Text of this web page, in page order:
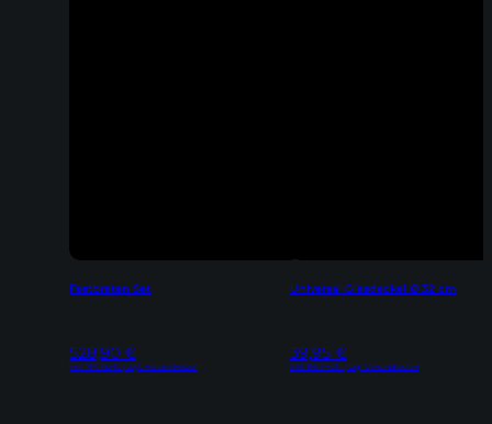
Festbraten Set
528,90 €
Inkl. 19% MwSt | zzgl. Versandkosten
Universal Glasdeckel Ø 32 cm
39,95 €
Inkl. 19% MwSt | zzgl. Versandkosten